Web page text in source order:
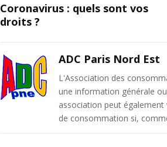
Coronavirus : quels sont vos
droits ?
ADC Paris Nord Est
L'Association des
une information générale
association peut
de consommation si,